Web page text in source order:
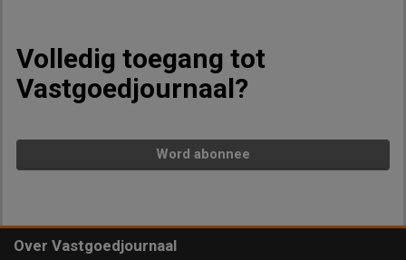
Volledig toegang tot
Vastgoedjournaal?
Word abonnee
Over Vastgoedjournaal